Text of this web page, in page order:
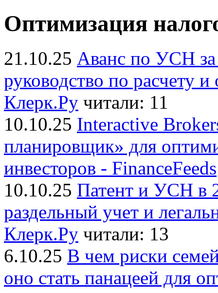
Оптимизация
21.10.25 Аванс по УСН за
руководство по расчету
Клерк.Ру читали: 11
10.10.25 Interactive
планировщик» для
инвесторов - FinanceFeeds
10.10.25 Патент и УСН в
раздельный учет и
Клерк.Ру читали: 13
6.10.25 В чем риски
оно стать панацеей для